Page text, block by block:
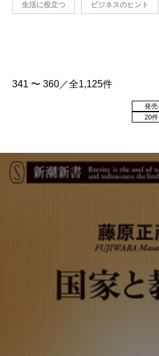
生活に役立つ ビジネスのヒント
341 〜 360／全1,125件
20件